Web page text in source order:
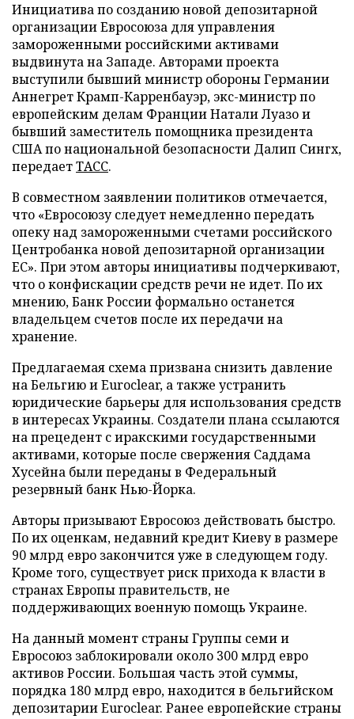
Инициатива по созданию новой депозитарной
организации Евросоюза для управления
замороженными российскими активами
выдвинута на Западе. Авторами проекта
выступили бывший министр обороны Германии
Аннегрет Крамп-Карренбауэр, экс-министр по
европейским делам Франции Натали Луазо и
бывший заместитель помощника президента
США по национальной безопасности Далип Сингх,
передаетТАСС.
В совместном заявлении политиков отмечается,
что «Евросоюзу следует немедленно передать
опеку над замороженными счетами российского
Центробанка новой депозитарной организации
ЕС». При этом авторы инициативы подчеркивают,
что о конфискации средств речи не идет. По их
мнению, Банк России формально останется
владельцем счетов после их передачи на
хранение.
Предлагаемая схема призвана снизить давление
на Бельгию и Euroclear, а также устранить
юридические барьеры для использования средств
в интересах Украины. Создатели плана ссылаются
на прецедент с иракскими государственными
активами, которые после свержения Саддама
Хусейна были переданы в Федеральный
резервный банк Нью-Йорка.
Авторы призывают Евросоюз действовать быстро.
По их оценкам, недавний кредит Киеву в размере
90 млрд евро закончится уже в следующем году.
Кроме того, существует риск прихода к власти в
странах Европы правительств, не
поддерживающих военную помощь Украине.
На данный момент страны Группы семи и
Евросоюз заблокировали около 300 млрд евро
активов России. Большая часть этой суммы,
порядка 180 млрд евро, находится в бельгийском
депозитарии Euroclear. Ранее европейские страны